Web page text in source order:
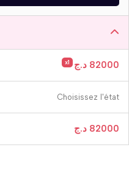
x1 82000 د.ج
Choisissez l'état
82000 د.ج